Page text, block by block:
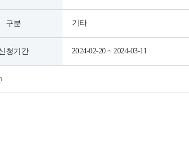
구분 기타
청기간 2024-02-20 ~ 2024-03-11